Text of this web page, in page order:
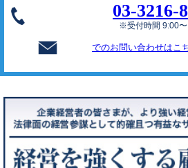
03-3216-
※受付時間 9:00
でのお問い合わせはこ